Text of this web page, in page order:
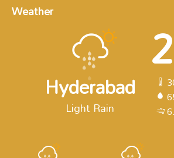
Weather
Hyderabad
Light Rain